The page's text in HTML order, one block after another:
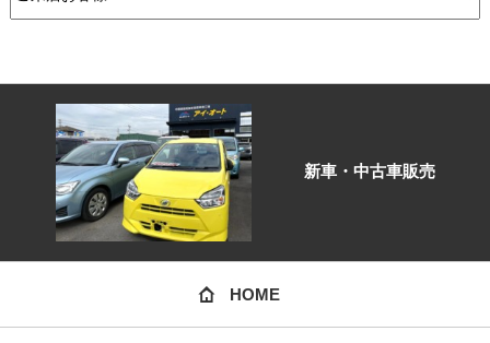
新車・中古車販売
HOME